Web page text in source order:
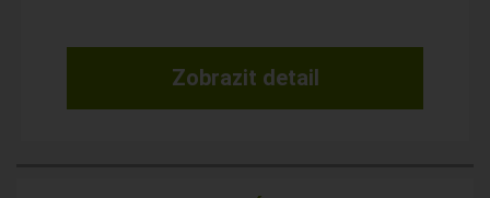
Zobrazit detail